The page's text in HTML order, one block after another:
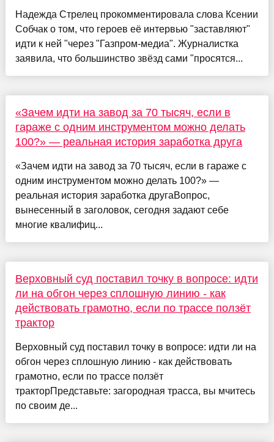
Надежда Стрелец прокомментировала слова Ксении
Собчак о том, что героев её интервью "заставляют"
идти к ней "через "Газпром-медиа". Журналистка
заявила, что большинство звёзд сами "просятся...
«Зачем идти на завод за 70 тысяч, если в
гараже с одним инструментом можно делать
100?» — реальная история заработка друга
«Зачем идти на завод за 70 тысяч, если в гараже с
одним инструментом можно делать 100?» —
реальная история заработка другаВопрос,
вынесенный в заголовок, сегодня задают себе
многие квалифиц...
Верховный суд поставил точку в вопросе: идти
ли на обгон через сплошную линию - как
действовать грамотно, если по трассе ползёт
трактор
Верховный суд поставил точку в вопросе: идти ли на
обгон через сплошную линию - как действовать
грамотно, если по трассе ползёт
тракторПредставьте: загородная трасса, вы мчитесь
по своим де...